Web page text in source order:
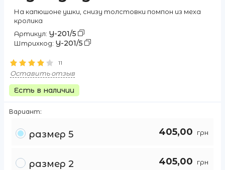
На капюшоне ушки, снизу толстовки помпон из меха
кролика
Артикул: Y-201/5
Штрихкод: Y-201/5
11
Оставить отзыв
Есть в наличии
Вариант:
размер 5 405,00 грн
размер 2 405,00 грн